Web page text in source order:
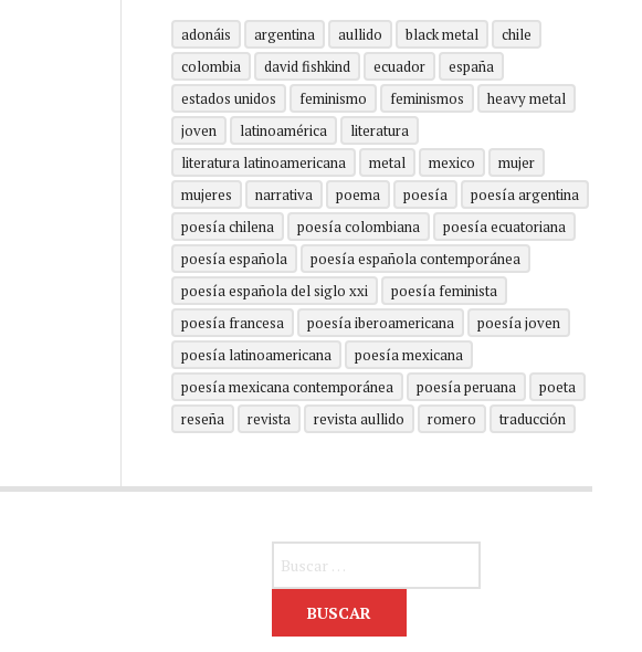
adonáis argentina aullido black metal
chile
colombia
david fishkind ecuador
españa
estados unidos
feminismo feminismos
heavy metal
joven
latinoamérica
literatura
literatura latinoamericana
metal mexico
mujer
mujeres
narrativa poema poesía
poesía argentina
poesía chilena
poesía colombiana
poesía ecuatoriana
poesía española
poesía española contemporánea
poesía española del siglo xxi
poesía feminista
poesía francesa
poesía iberoamericana
poesía joven
poesía latinoamericana
poesía mexicana
poesía mexicana contemporánea
poesía peruana
poeta
reseña
revista revista aullido romero traducción